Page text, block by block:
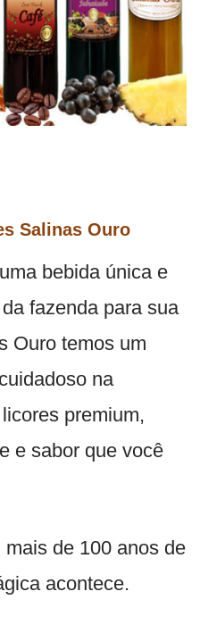
Salinas Ouro
bebida única e
fazenda para sua
Ouro temos um
na
premium,
e sabor que você
de 100 anos de
acontece.